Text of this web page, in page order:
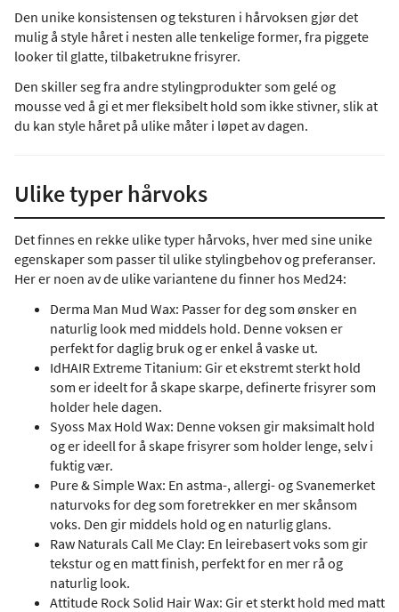
Den unike konsistensen og teksturen i hårvoksen gjør det
mulig å style håret i nesten alle tenkelige former, fra piggete
looker til glatte, tilbaketrukne frisyrer.
Den skiller seg fra andre stylingprodukter som gelé og
mousse ved å gi et mer fleksibelt hold som ikke stivner, slik at
du kan style håret på ulike måter i løpet av dagen.
Ulike typer hårvoks
Det finnes en rekke ulike typer hårvoks, hver med sine unike
egenskaper som passer til ulike stylingbehov og preferanser.
Her er noen av de ulike variantene du finner hos Med24:
Derma Man Mud Wax: Passer for deg som ønsker en
naturlig look med middels hold. Denne voksen er
perfekt for daglig bruk og er enkel å vaske ut.
IdHAIR Extreme Titanium: Gir et ekstremt sterkt hold
som er ideelt for å skape skarpe, definerte frisyrer som
holder hele dagen.
Syoss Max Hold Wax: Denne voksen gir maksimalt hold
og er ideell for å skape frisyrer som holder lenge, selv i
fuktig vær.
Pure & Simple Wax: En astma-, allergi- og Svanemerket
naturvoks for deg som foretrekker en mer skånsom
voks. Den gir middels hold og en naturlig glans.
Raw Naturals Call Me Clay: En leirebasert voks som gir
tekstur og en matt finish, perfekt for en mer rå og
naturlig look.
Attitude Rock Solid Hair Wax: Gir et sterkt hold med matt